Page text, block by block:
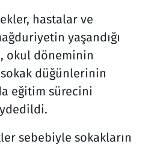
hastalar ve
yaşandığı
okul döneminin
düğünlerinin
eğitim sürecini
sebebiyle sokakların